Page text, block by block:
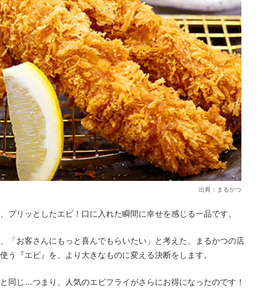
出典： まるかつ
プリッとしたエビ！口に入れた瞬間に幸せを感じる一品です。
「お客さんにもっと喜んでもらいたい」と考えた、まるかつの店
う『エビ』を、より大きなものに変える決断をします。
同じ…つまり、人気のエビフライがさらにお得になったのです！